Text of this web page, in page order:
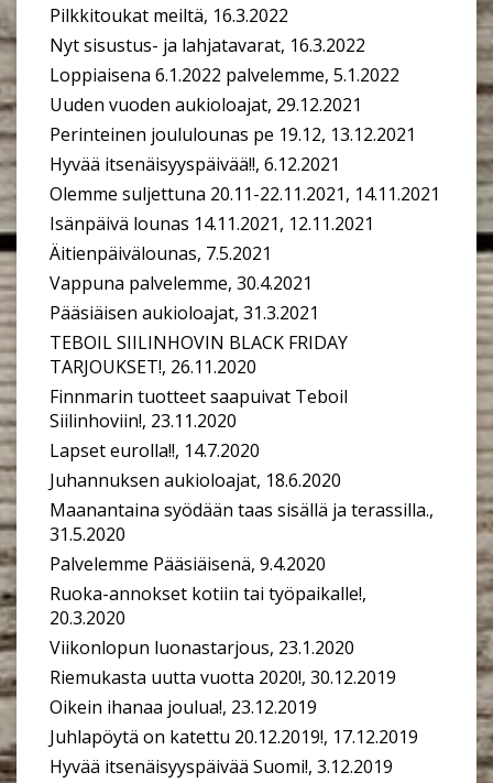
Pilkkitoukat meiltä, 16.3.2022
Nyt sisustus- ja lahjatavarat, 16.3.2022
Loppiaisena 6.1.2022 palvelemme, 5.1.2022
Uuden vuoden aukioloajat, 29.12.2021
Perinteinen joululounas pe 19.12, 13.12.2021
Hyvää itsenäisyyspäivää!!, 6.12.2021
Olemme suljettuna 20.11-22.11.2021, 14.11.2021
Isänpäivä lounas 14.11.2021, 12.11.2021
Äitienpäivälounas, 7.5.2021
Vappuna palvelemme, 30.4.2021
Pääsiäisen aukioloajat, 31.3.2021
TEBOIL SIILINHOVIN BLACK FRIDAY
TARJOUKSET!, 26.11.2020
Finnmarin tuotteet saapuivat Teboil
Siilinhoviin!, 23.11.2020
Lapset eurolla!!, 14.7.2020
Juhannuksen aukioloajat, 18.6.2020
Maanantaina syödään taas sisällä ja terassilla.,
31.5.2020
Palvelemme Pääsiäisenä, 9.4.2020
Ruoka-annokset kotiin tai työpaikalle!,
20.3.2020
Viikonlopun luonastarjous, 23.1.2020
Riemukasta uutta vuotta 2020!, 30.12.2019
Oikein ihanaa joulua!, 23.12.2019
Juhlapöytä on katettu 20.12.2019!, 17.12.2019
Hyvää itsenäisyyspäivää Suomi!, 3.12.2019